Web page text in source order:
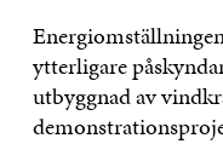
ytterligare
utbyggnad av